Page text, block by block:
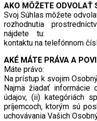
AKO MÔŽETE ODVOLAŤ
Svoj Súhlas môžete
rozhodnutia
nájdete tu:
kontaktu na telefónnom
AKÉ MÁTE PRÁVA A
Máte právo:
Na prístup k svojim
Najmä žiadať informácie
údajov, (ii) kategóriách
príjemcoch, ktorým sú
uchovávania Vašich